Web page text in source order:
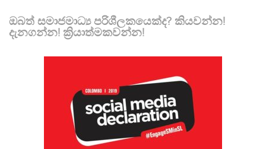
ඔබත් සමාජමාධ්‍ය පරිශීලකයෙක්ද? කියවන්න!
දැනගන්න! ක්‍රියාත්මකවන්න!